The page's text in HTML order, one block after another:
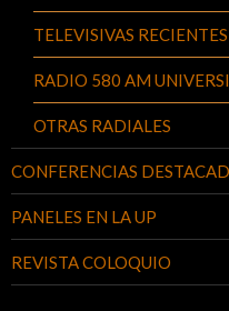
TELEVISIVAS RECIENTES
RADIO 580 AM
OTRAS RADIALES
CONFERENCIAS
PANELES EN LA UP
REVISTA COLOQUIO